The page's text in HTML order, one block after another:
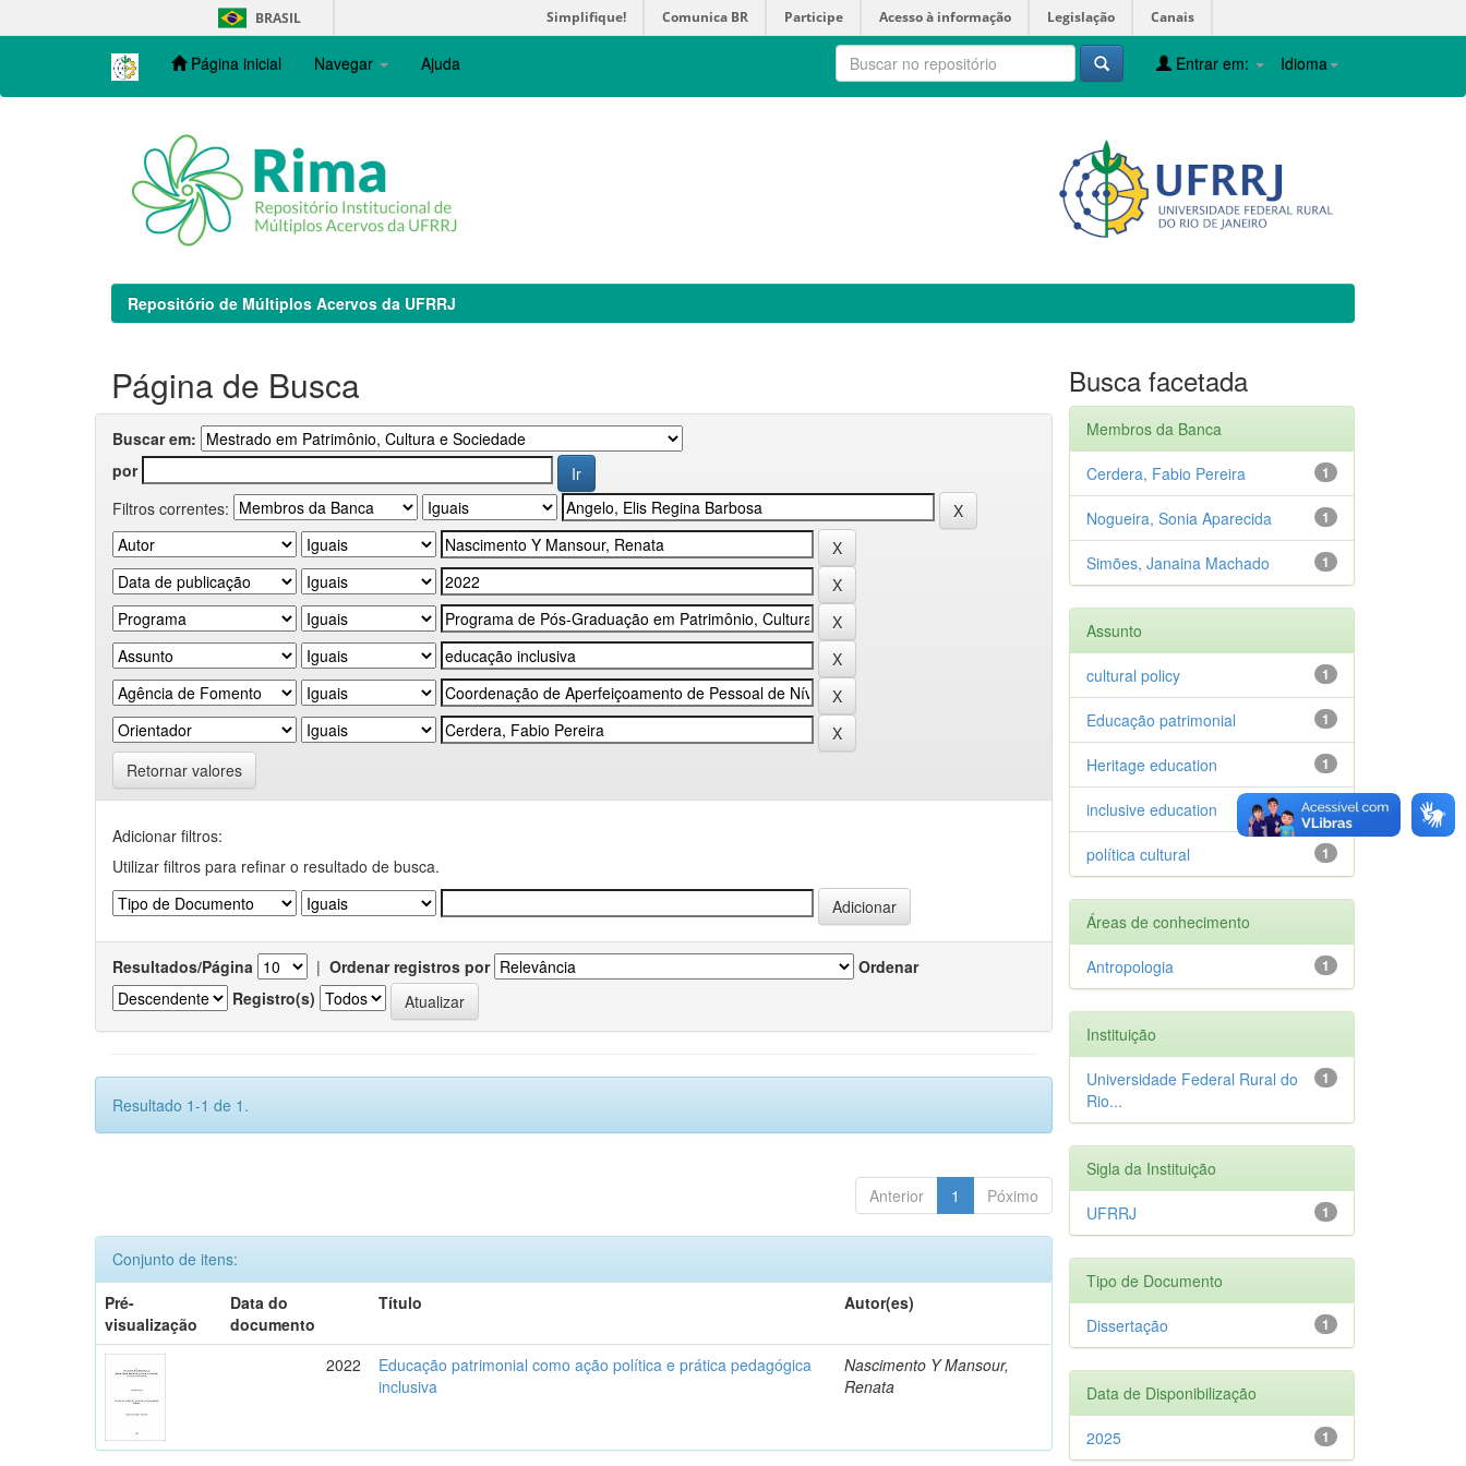
navigation
BRASIL Simplifique! Comunica BR Participe Acesso à informação Legislação Canais
Página inicial Navegar Ajuda Idioma
Entrar em:
Repositório de Múltiplos Acervos da UFRRJ
Página de Busca
Buscar em:
por
Filtros correntes:
Retornar valores
Adicionar filtros:
Utilizar filtros para refinar o resultado de busca.
Resultados/Página | Ordenar registros por
Ordenar
Registro(s)
Resultado 1-1 de 1.
Anterior 1 Póximo
Conjunto de itens:
Pré-
visualização
Data do
documento
Título Autor(es)
2022
Educação patrimonial como ação política e prática pedagógica
inclusiva
Nascimento Y Mansour,
Renata
Busca facetada
Membros da Banca
1
Cerdera, Fabio Pereira
1
Nogueira, Sonia Aparecida
1
Simões, Janaina Machado
Assunto
1
cultural policy
1
Educação patrimonial
1
Heritage education
1
inclusive education
1
política cultural
Áreas de conhecimento
1
Antropologia
Instituição
1
Universidade Federal Rural do
Rio...
Sigla da Instituição
1
UFRRJ
Tipo de Documento
1
Dissertação
Data de Disponibilização
1
2025